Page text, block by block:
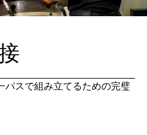
パスで組み立てるための完璧